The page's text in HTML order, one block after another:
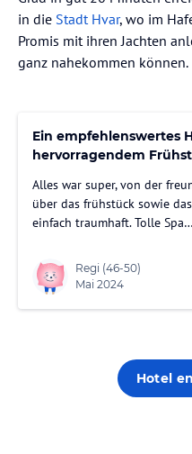
in die Stadt Hvar, wo im
Promis mit ihren Jachten
ganz nahekommen können.
Ein empfehlenswertes
hervorragendem
Alles war super, von der
über das frühstück sowie
einfach traumhaft. Tolle Spa…
Regi (46-50)
Mai 2024
Hotel